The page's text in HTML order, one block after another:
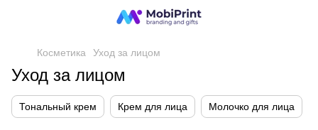
Косметика Уход за лицом
Уход за лицом
Тональный крем Крем для лица Молочко для лица